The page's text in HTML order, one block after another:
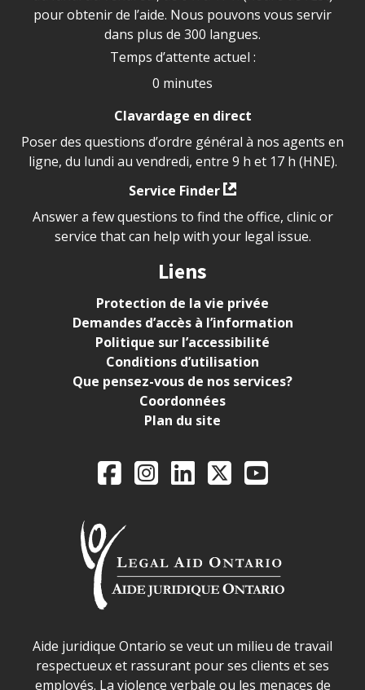
pour obtenir de l’aide. Nous pouvons vous servir
dans plus de 300 langues.
Temps d’attente actuel :
0 minutes
Clavardage en direct
Poser des questions d’ordre général à nos agents en
ligne, du lundi au vendredi, entre 9 h et 17 h (HNE).
Service Finder
Answer a few questions to find the office, clinic or
service that can help with your legal issue.
Liens
Protection de la vie privée
Demandes d’accès à l’information
Politique sur l’accessibilité
Conditions d’utilisation
Que pensez-vous de nos services?
Coordonnées
Plan du site
Legal Aid Ontario
FacebookInstagram
LinkedIn
X YouTube
Déclaration sur la sécurité dans les locaux d'AJO.
Aide juridique Ontario se veut un milieu de travail
respectueux et rassurant pour ses clients et ses
employés. La violence verbale ou les menaces de